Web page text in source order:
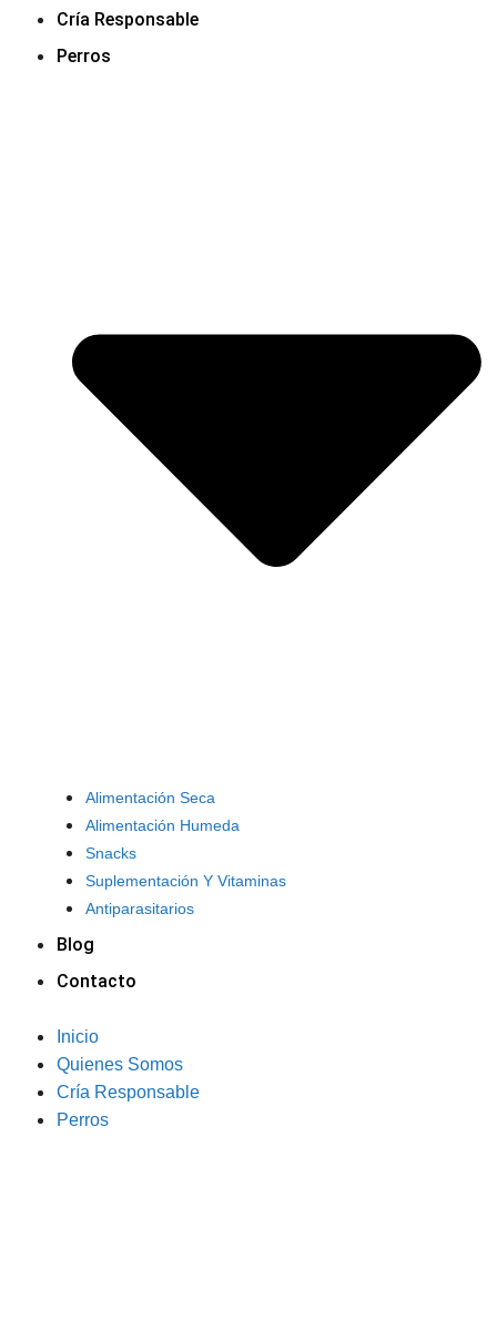
Cría Responsable
Perros
Alimentación Seca
Alimentación Humeda
Snacks
Suplementación Y Vitaminas
Antiparasitarios
Blog
Contacto
Inicio
Quienes Somos
Cría Responsable
Perros